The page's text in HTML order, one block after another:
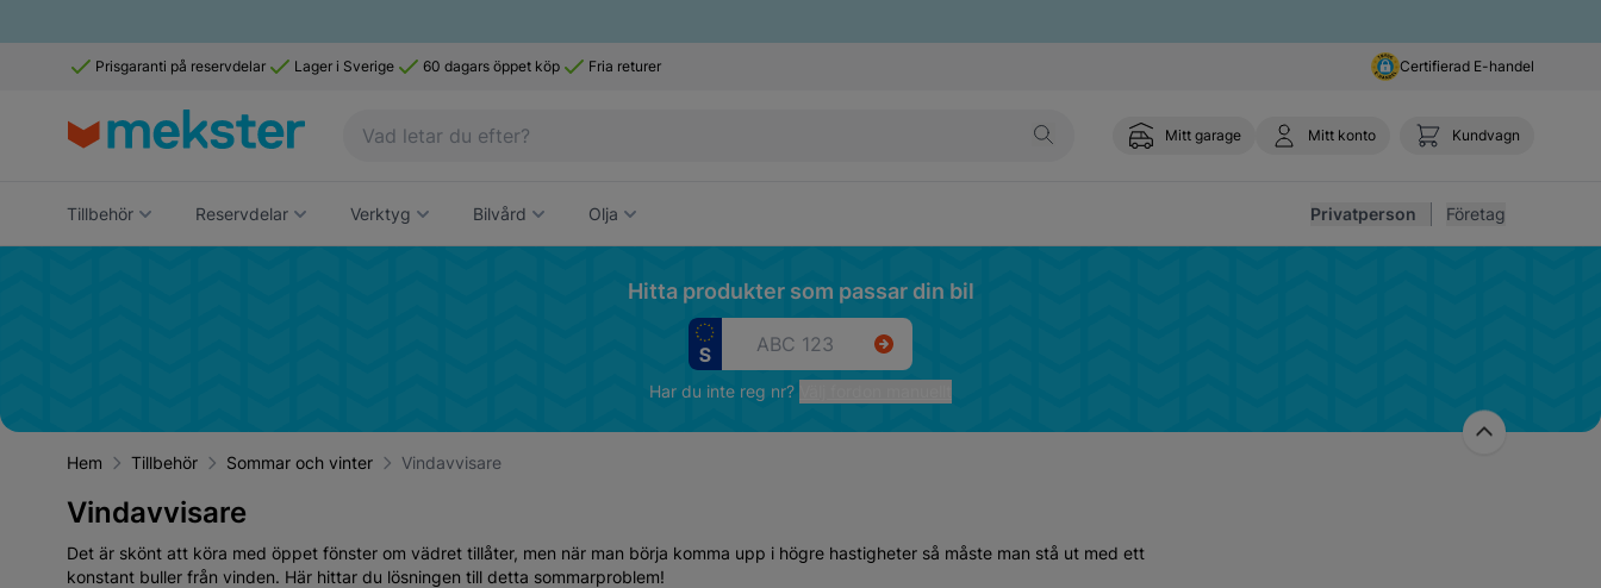
Prisgaranti på reservdelar Lager i Sverige 60 dagars öppet köp Fria returer Certifierad E-handel
Mitt garage Mitt konto Kundvagn
Tillbehör Reservdelar Verktyg Bilvård Olja Privatperson Företag
Hitta produkter som passar din bil
Har du inte reg nr?
Hem Tillbehör Sommar och vinter Vindavvisare
Vindavvisare
Det är skönt att köra med öppet fönster om vädret tillåter, men när man börja komma upp i högre hastigheter så måste man stå ut med ett
konstant buller från vinden. Här hittar du lösningen till detta sommarproblem!